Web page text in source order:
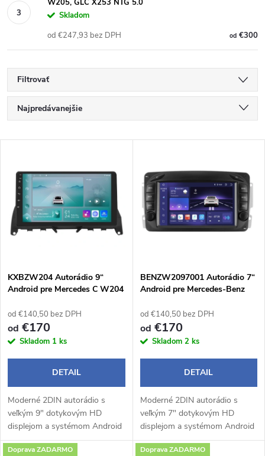
W205, GLC X253 NTG 5.0
Skladom
od€300
od €247,93 bez DPH
Filtrovať
R
a
d
e
n
e
p
r
d
u
Najpredávanejšie
Abecedne
ý
p
i
s
p
r
o
d
u
k
KXBZW204 Autorádio 9“
Android pre Mercedes C W204
od €140,50 bez DPH
od €170
Skladom 1 ks
DETAIL
Moderné 2DIN autorádio s
veľkým 9" dotykovým HD
displejom a systémom Android
14 prináša pohodlné a
inteligentné ovládanie počas
BENZW2097001 Autorádio 7“
Android pre Mercedes-Benz
od €140,50 bez DPH
od €170
Skladom 2 ks
DETAIL
Moderné 2DIN autorádio s
veľkým 7" dotykovým HD
displejom a systémom Android
14 prináša pohodlné a
inteligentné ovládanie počas
Doprava ZADARMO Doprava ZADARMO